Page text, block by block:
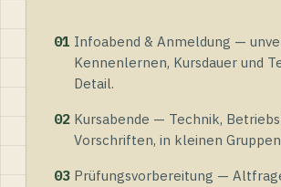
01 Infoabend & Anmeldung —
Kennenlernen, Kursdauer und
Detail.
02 Kursabende — Technik,
Vorschriften, in kleinen
03 Prüfungsvorbereitung —